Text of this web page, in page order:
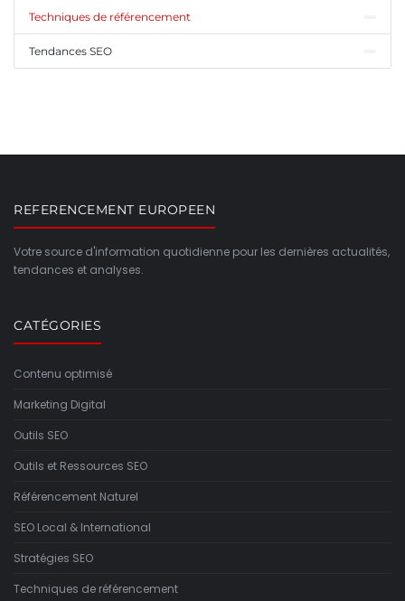
Techniques de référencement
Tendances SEO
REFERENCEMENT EUROPEEN
Votre source d'information quotidienne pour les dernières actualités,
tendances et analyses.
CATÉGORIES
Contenu optimisé
Marketing Digital
Outils SEO
Outils et Ressources SEO
Référencement Naturel
SEO Local & International
Stratégies SEO
Techniques de référencement